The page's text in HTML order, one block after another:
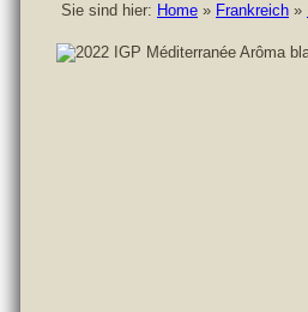
Sie sind hier: Home » Frankreich »